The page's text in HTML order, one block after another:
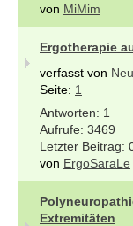
von MiMim
Ergotherapie
verfasst von
Seite: 1
1
3469
von ErgoSaraLe
Extremitäten